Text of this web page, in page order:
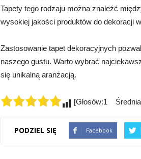
Tapety tego rodzaju można znaleźć
wysokiej jakości produktów do dekoracji
Zastosowanie tapet dekoracyjnych
naszego gustu. Warto wybrać
się unikalną aranżacją.
[Głosów:1
PODZIEL SIĘ Facebook